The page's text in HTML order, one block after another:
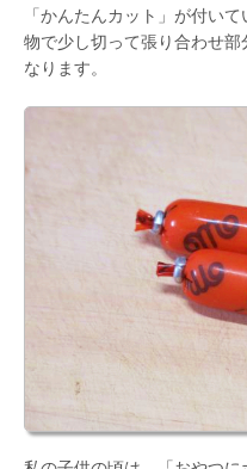
「かんたんカット」が付い
物で少し切って張り合わせ
なります。